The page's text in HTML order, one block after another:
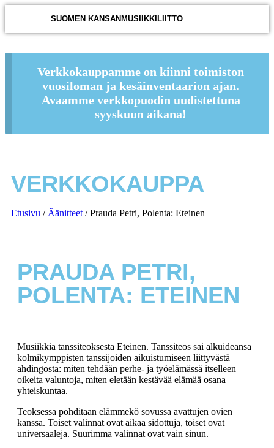
SUOMEN KANSANMUSIIKKILIITTO
Verkkokauppamme on kiinni toimiston
vuosiloman ja kesäinventaarion ajan.
Avaamme verkkopuodin uudistettuna
syyskuun aikana!
VERKKOKAUPPA
Etusivu / Äänitteet / Prauda Petri, Polenta: Eteinen
PRAUDA PETRI,
POLENTA: ETEINEN
Musiikkia tanssiteoksesta Eteinen. Tanssiteos sai alkuideansa
kolmikymppisten tanssijoiden aikuistumiseen liittyvästä
ahdingosta: miten tehdään perhe- ja työelämässä itselleen
oikeita valuntoja, miten eletään kestävää elämää osana
yhteiskuntaa.
Teoksessa pohditaan elämmekö sovussa avattujen ovien
kanssa. Toiset valinnat ovat aikaa sidottuja, toiset ovat
universaaleja. Suurimma valinnat ovat vain sinun.